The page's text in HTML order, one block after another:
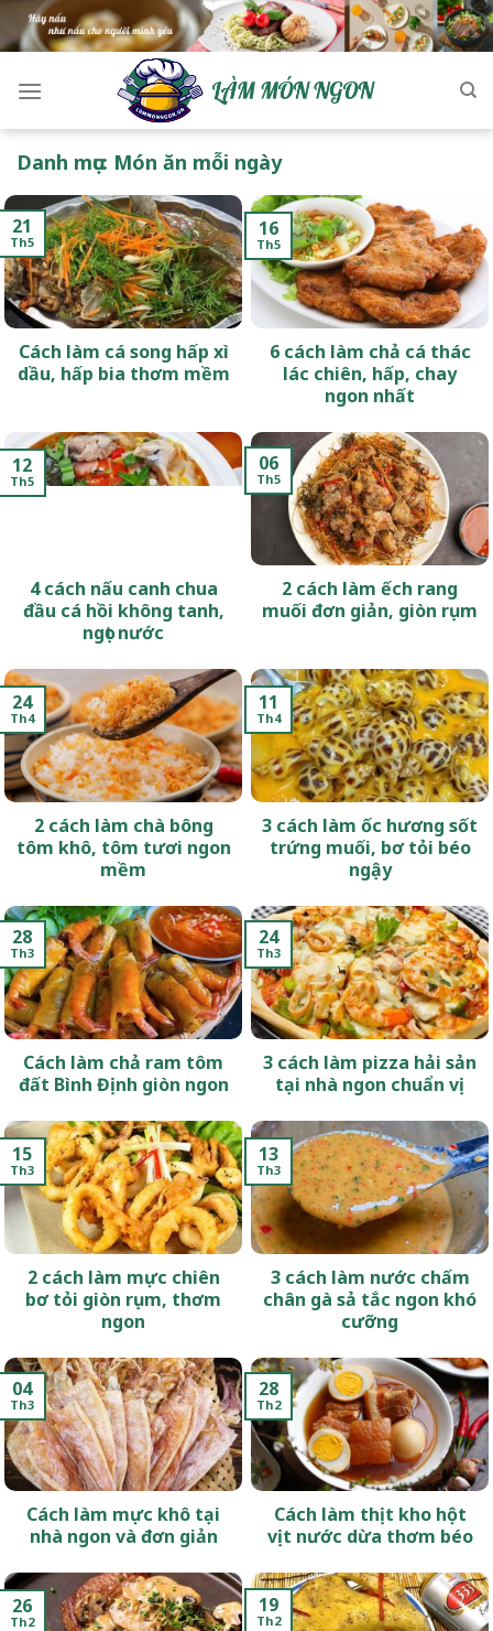
Skip
to
Danh mục: Món ăn mỗi ngày
Cách làm cá song hấp xì
dầu, hấp bia thơm mềm
21
Th5
6 cách làm chả cá thác
lác chiên, hấp, chay
ngon nhất
16
Th5
4 cách nấu canh chua
đầu cá hồi không tanh,
ngọt nước
12
Th5
2 cách làm ếch rang
muối đơn giản, giòn rụm
06
Th5
2 cách làm chà bông
tôm khô, tôm tươi ngon
mềm
24
Th4
3 cách làm ốc hương sốt
trứng muối, bơ tỏi béo
ngậy
11
Th4
Cách làm chả ram tôm
đất Bình Định giòn ngon
28
Th3
3 cách làm pizza hải sản
tại nhà ngon chuẩn vị
24
Th3
2 cách làm mực chiên
bơ tỏi giòn rụm, thơm
ngon
15
Th3
3 cách làm nước chấm
chân gà sả tắc ngon khó
cưỡng
13
Th3
Cách làm mực khô tại
nhà ngon và đơn giản
04
Th3
Cách làm thịt kho hột
vịt nước dừa thơm béo
28
Th2
26
Th2
19
Th2